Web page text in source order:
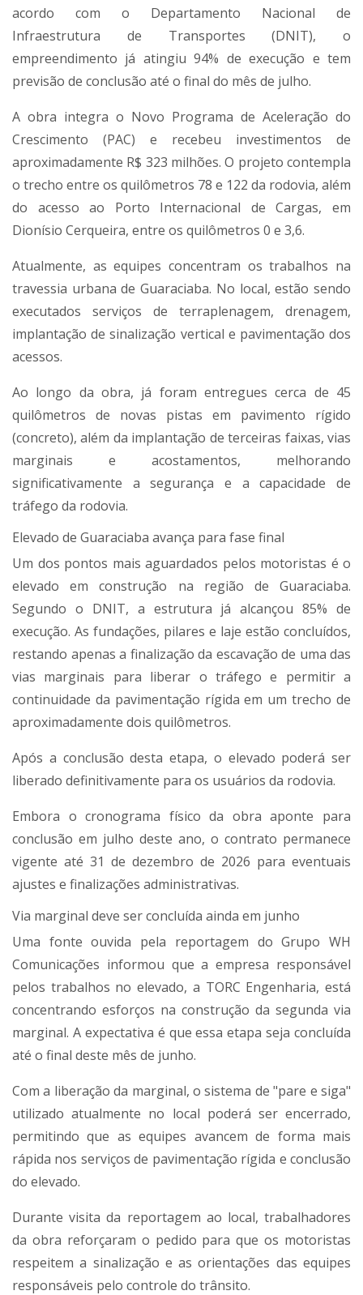
acordo com o Departamento Nacional de
Infraestrutura de Transportes (DNIT), o
empreendimento já atingiu 94% de execução e tem
previsão de conclusão até o final do mês de julho.
A obra integra o Novo Programa de Aceleração do
Crescimento (PAC) e recebeu investimentos de
aproximadamente R$ 323 milhões. O projeto contempla
o trecho entre os quilômetros 78 e 122 da rodovia, além
do acesso ao Porto Internacional de Cargas, em
Dionísio Cerqueira, entre os quilômetros 0 e 3,6.
Atualmente, as equipes concentram os trabalhos na
travessia urbana de Guaraciaba. No local, estão sendo
executados serviços de terraplenagem, drenagem,
implantação de sinalização vertical e pavimentação dos
acessos.
Ao longo da obra, já foram entregues cerca de 45
quilômetros de novas pistas em pavimento rígido
(concreto), além da implantação de terceiras faixas, vias
marginais e acostamentos, melhorando
significativamente a segurança e a capacidade de
tráfego da rodovia.
Elevado de Guaraciaba avança para fase final
Um dos pontos mais aguardados pelos motoristas é o
elevado em construção na região de Guaraciaba.
Segundo o DNIT, a estrutura já alcançou 85% de
execução. As fundações, pilares e laje estão concluídos,
restando apenas a finalização da escavação de uma das
vias marginais para liberar o tráfego e permitir a
continuidade da pavimentação rígida em um trecho de
aproximadamente dois quilômetros.
Após a conclusão desta etapa, o elevado poderá ser
liberado definitivamente para os usuários da rodovia.
Embora o cronograma físico da obra aponte para
conclusão em julho deste ano, o contrato permanece
vigente até 31 de dezembro de 2026 para eventuais
ajustes e finalizações administrativas.
Via marginal deve ser concluída ainda em junho
Uma fonte ouvida pela reportagem do Grupo WH
Comunicações informou que a empresa responsável
pelos trabalhos no elevado, a TORC Engenharia, está
concentrando esforços na construção da segunda via
marginal. A expectativa é que essa etapa seja concluída
até o final deste mês de junho.
Com a liberação da marginal, o sistema de "pare e siga"
utilizado atualmente no local poderá ser encerrado,
permitindo que as equipes avancem de forma mais
rápida nos serviços de pavimentação rígida e conclusão
do elevado.
Durante visita da reportagem ao local, trabalhadores
da obra reforçaram o pedido para que os motoristas
respeitem a sinalização e as orientações das equipes
responsáveis pelo controle do trânsito.